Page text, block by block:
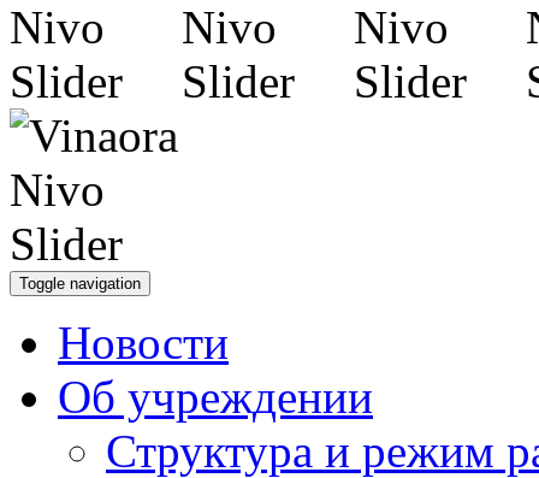
Toggle navigation
Новости
Об учреждении
Структура и режим